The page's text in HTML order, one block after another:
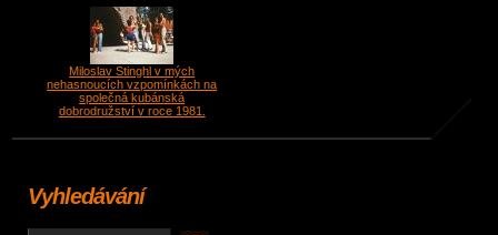
Miloslav Stinghl v mých
nehasnoucích vzpomínkách na
společná kubánská
dobrodružství v roce 1981.
Vyhledávání